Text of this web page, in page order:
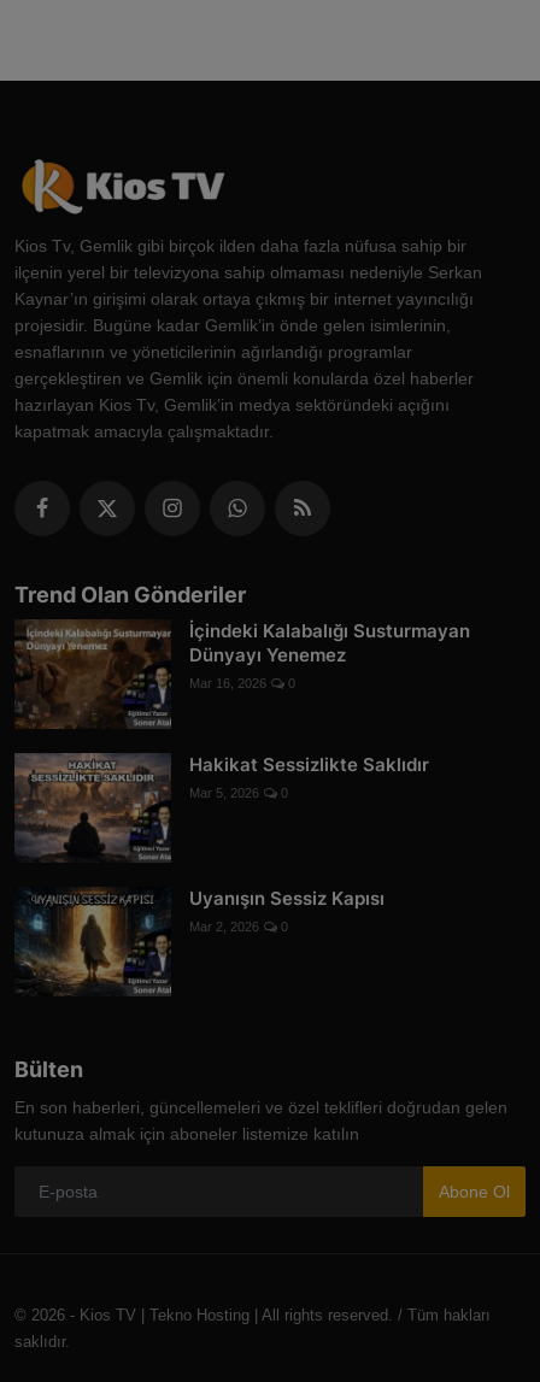
Kios Tv, Gemlik gibi birçok ilden daha fazla nüfusa sahip bir
ilçenin yerel bir televizyona sahip olmaması nedeniyle Serkan
Kaynar’ın girişimi olarak ortaya çıkmış bir internet yayıncılığı
projesidir. Bugüne kadar Gemlik’in önde gelen isimlerinin,
esnaflarının ve yöneticilerinin ağırlandığı programlar
gerçekleştiren ve Gemlik için önemli konularda özel haberler
hazırlayan Kios Tv, Gemlik’in medya sektöründeki açığını
kapatmak amacıyla çalışmaktadır.
Trend Olan Gönderiler
İçindeki Kalabalığı Susturmayan
Dünyayı Yenemez
Mar 16, 2026 0
Hakikat Sessizlikte Saklıdır
Mar 5, 2026 0
Uyanışın Sessiz Kapısı
Mar 2, 2026 0
Bülten
En son haberleri, güncellemeleri ve özel teklifleri doğrudan gelen
kutunuza almak için aboneler listemize katılın
Abone Ol
© 2026 - Kios TV | Tekno Hosting | All rights reserved. / Tüm hakları
saklıdır.